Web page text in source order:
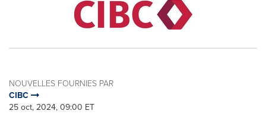
NOUVELLES FOURNIES PAR
CIBC
25 oct, 2024, 09:00 ET